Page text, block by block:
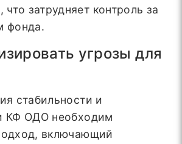
что затрудняет контроль за
фонда.
угрозы для
стабильности и
КФ ОДО необходим
включающий